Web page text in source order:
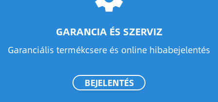
GARANCIA ÉS SZERVIZ
Garanciális termékcsere és online hibabejelentés
BEJELENTÉS